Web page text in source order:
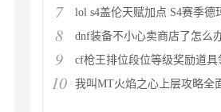
7 lol s4盖伦天赋加点 S4赛季德玛西亚之力
8 dnf装备不小心卖商店了怎么
9 cf枪王排位段位等级奖励道具领取 段位等
10 我叫MT火焰之心上层攻略全面解析 挑战